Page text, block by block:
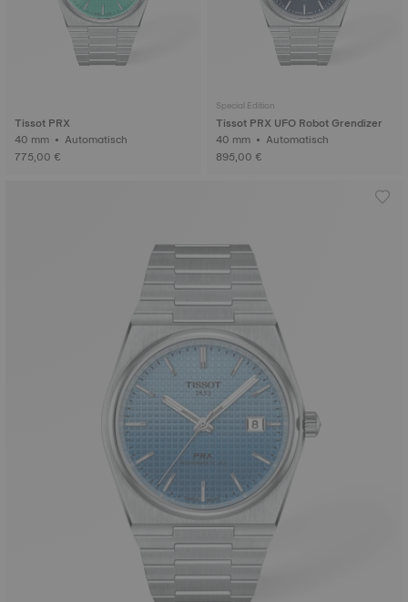
Tissot PRX
40 mm • Automatisch
775,00 €
Special Edition
Tissot PRX UFO Robot Grendizer
40 mm • Automatisch
895,00 €